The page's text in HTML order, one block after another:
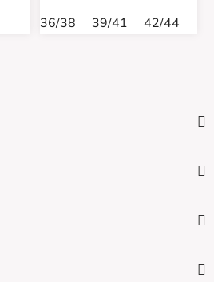
36/38 39/41 42/44